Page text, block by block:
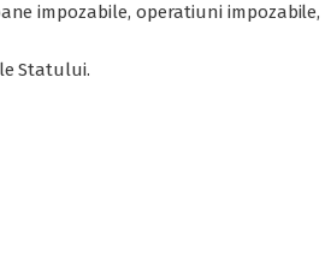
impozabile, operatiuni
Statului.